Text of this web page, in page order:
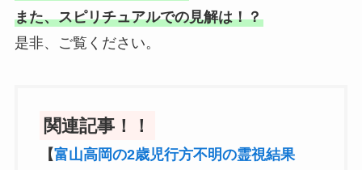
また、スピリチュアルでの見解は！？
是非、ご覧ください。
関連記事！！
【富山高岡の2歳児行方不明の霊視結果